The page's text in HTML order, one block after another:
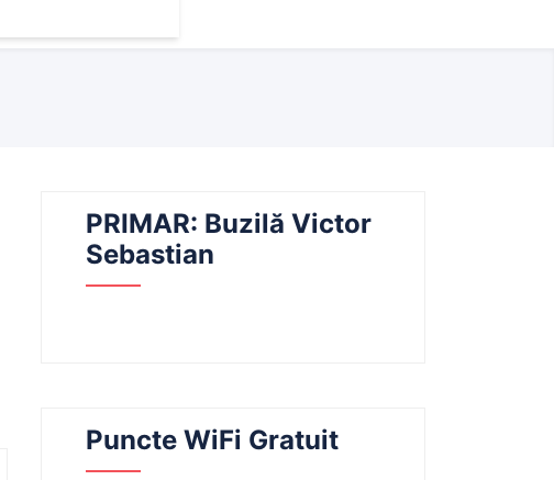
PRIMAR: Buzilă Victor
Sebastian
Puncte WiFi Gratuit